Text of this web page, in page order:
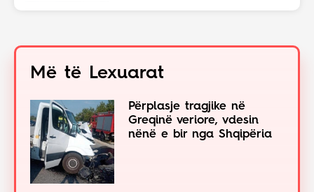
Më të Lexuarat
Përplasje tragjike në
Greqinë veriore, vdesin
nënë e bir nga Shqipëria